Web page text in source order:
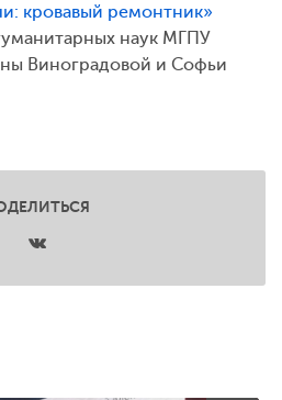
кровавый ремонтник»
наук МГПУ
Виноградовой и Софьи